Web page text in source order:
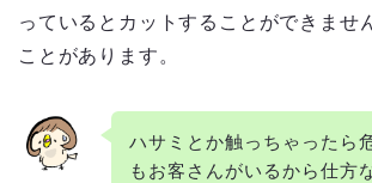
っているとカットすることができませ
ことがあります。
ハサミとか触っちゃったら
もお客さんがいるから仕方